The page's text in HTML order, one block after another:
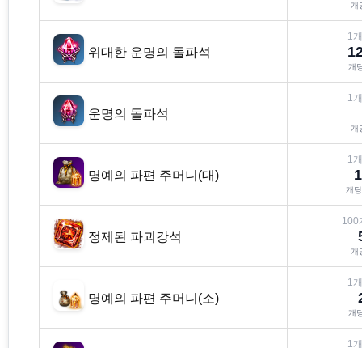
개
위대한 운명의 돌파석
1
개
운명의 돌파석
1
개
명예의 파편 주머니(대)
1
개
정제된 파괴강석
100
개
명예의 파편 주머니(소)
1
개
1